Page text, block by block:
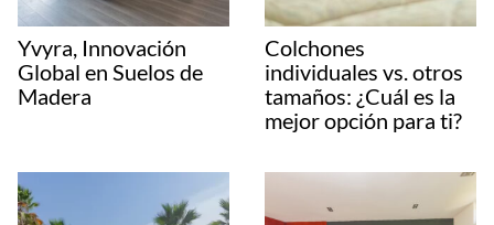
Yvyra, Innovación
Global en Suelos de
Madera
Colchones
individuales vs. otros
tamaños: ¿Cuál es la
mejor opción para ti?